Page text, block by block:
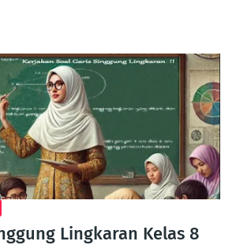
Lingkaran Kelas 8